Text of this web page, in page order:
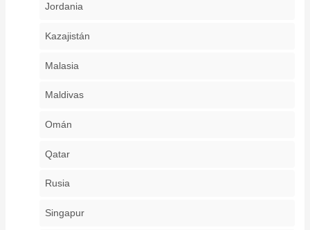
Jordania
Kazajistán
Malasia
Maldivas
Omán
Qatar
Rusia
Singapur